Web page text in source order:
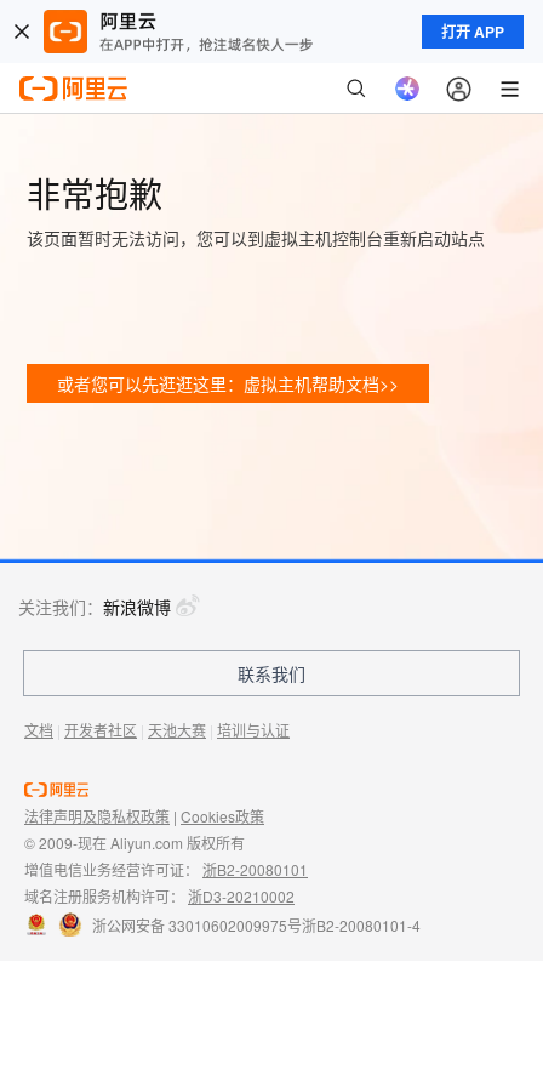
打开 APP
非常抱歉
该页面暂时无法访问，您可以到虚拟主机控制台重新启动站点
或者您可以先逛逛这里：虚拟主机帮助文档>>